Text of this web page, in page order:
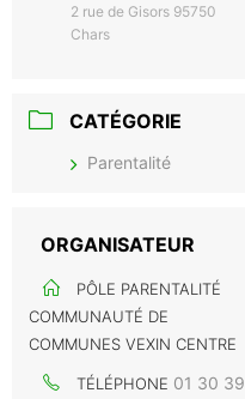
2 rue de Gisors 95750
Chars
CATÉGORIE
Parentalité
ORGANISATEUR
PÔLE PARENTALITÉ
COMMUNAUTÉ DE
COMMUNES VEXIN CENTRE
TÉLÉPHONE 01 30 39